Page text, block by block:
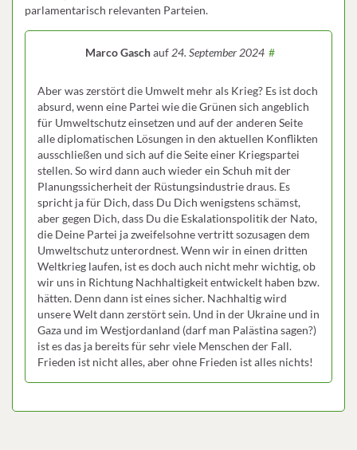
parlamentarisch relevanten Parteien.
Marco Gaschauf 24. September 2024 #
Aber was zerstört die Umwelt mehr als Krieg? Es ist doch
absurd, wenn eine Partei wie die Grünen sich angeblich
für Umweltschutz einsetzen und auf der anderen Seite
alle diplomatischen Lösungen in den aktuellen Konflikten
ausschließen und sich auf die Seite einer Kriegspartei
stellen. So wird dann auch wieder ein Schuh mit der
Planungssicherheit der Rüstungsindustrie draus. Es
spricht ja für Dich, dass Du Dich wenigstens schämst,
aber gegen Dich, dass Du die Eskalationspolitik der Nato,
die Deine Partei ja zweifelsohne vertritt sozusagen dem
Umweltschutz unterordnest. Wenn wir in einen dritten
Weltkrieg laufen, ist es doch auch nicht mehr wichtig, ob
wir uns in Richtung Nachhaltigkeit entwickelt haben bzw.
hätten. Denn dann ist eines sicher. Nachhaltig wird
unsere Welt dann zerstört sein. Und in der Ukraine und in
Gaza und im Westjordanland (darf man Palästina sagen?)
ist es das ja bereits für sehr viele Menschen der Fall.
Frieden ist nicht alles, aber ohne Frieden ist alles nichts!